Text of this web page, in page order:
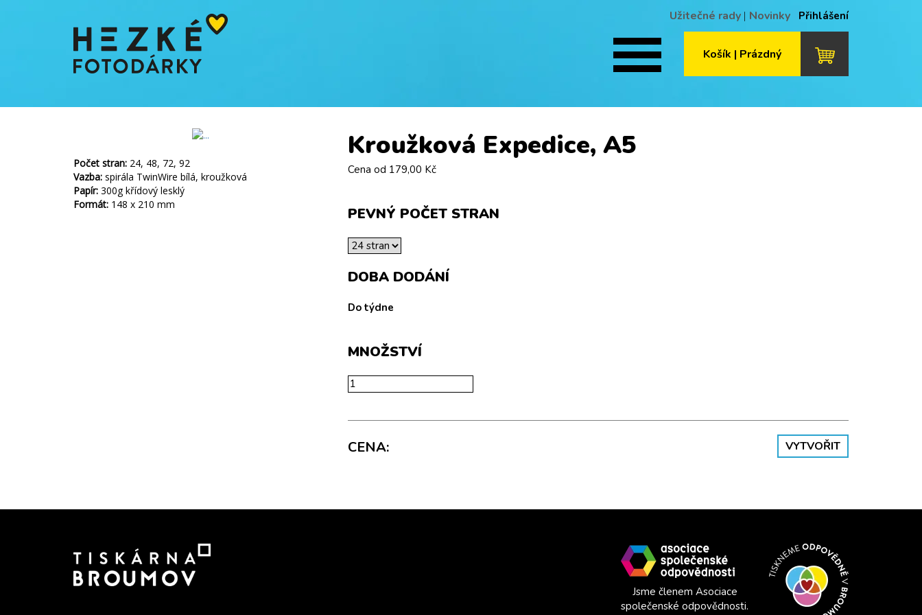
Přihlášení
Užitečné rady | Novinky
Košík | Prázdný
Počet stran: 24, 48, 72, 92
Vazba: spirála TwinWire bílá, kroužková
Papír: 300g křídový lesklý
Formát: 148 x 210 mm
Kroužková Expedice, A5
Cena od 179,00 Kč
PEVNÝ POČET STRAN
DOBA DODÁNÍ
Do týdne
MNOŽSTVÍ
CENA VYTVOŘIT
Jsme členem Asociace
společenské odpovědnosti.